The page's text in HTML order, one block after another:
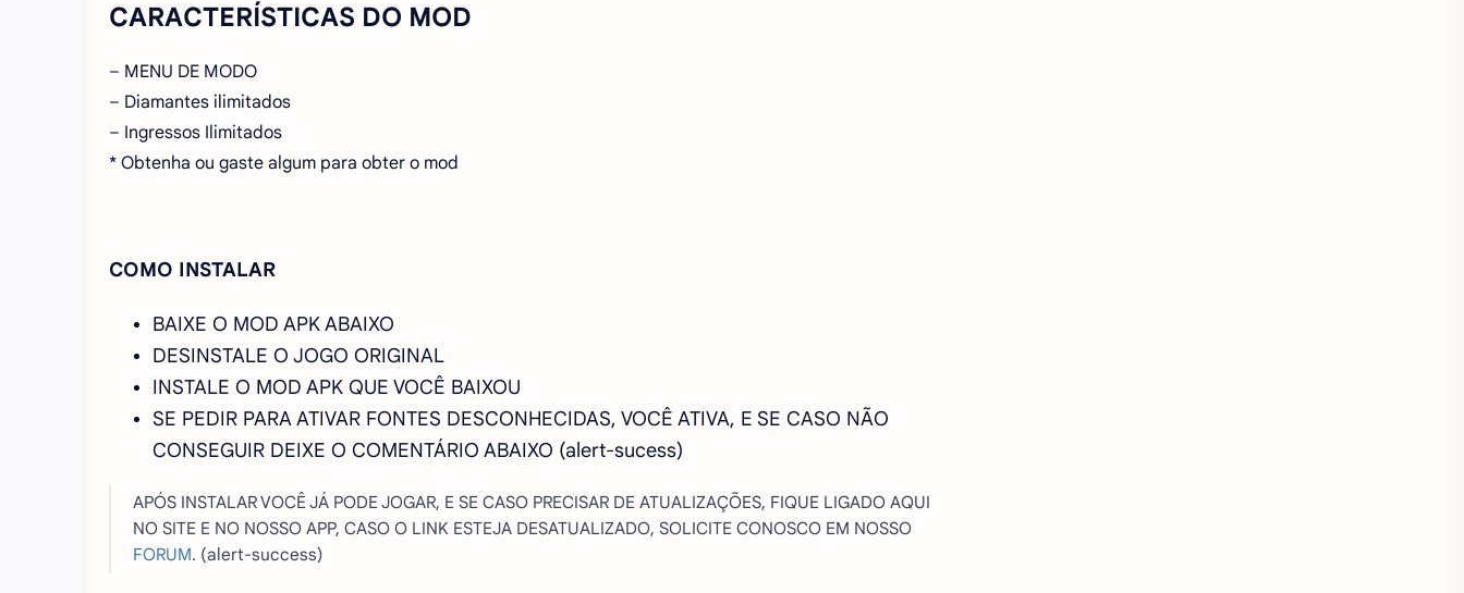
CARACTERÍSTICAS DO MOD
– MENU DE MODO
– Diamantes ilimitados
– Ingressos Ilimitados
* Obtenha ou gaste algum para obter o mod
COMO INSTALAR
BAIXE O MOD APK ABAIXO
DESINSTALE O JOGO ORIGINAL
INSTALE O MOD APK QUE VOCÊ BAIXOU
SE PEDIR PARA ATIVAR FONTES DESCONHECIDAS, VOCÊ ATIVA, E SE CASO NÃO
CONSEGUIR DEIXE O COMENTÁRIO ABAIXO (alert-sucess)
APÓS INSTALAR VOCÊ JÁ PODE JOGAR, E SE CASO PRECISAR DE ATUALIZAÇÕES, FIQUE LIGADO AQUI
NO SITE E NO NOSSO APP, CASO O LINK ESTEJA DESATUALIZADO, SOLICITE CONOSCO EM NOSSO
FORUM. (alert-success)